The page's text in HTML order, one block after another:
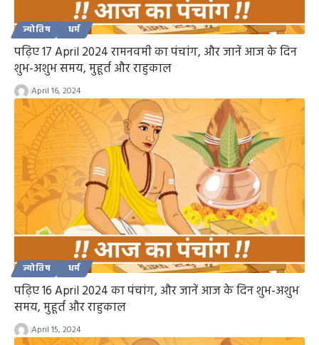
ज्योतिष धर्म
पढ़िए 17 April 2024 रामनवमी का पंचांग, और जानें आज के दिन
शुभ-अशुभ समय, मुहूर्त और राहुकाल
April 16, 2024
ज्योतिष धर्म
पढ़िए 16 April 2024 का पंचांग, और जानें आज के दिन शुभ-अशुभ
समय, मुहूर्त और राहुकाल
April 15, 2024